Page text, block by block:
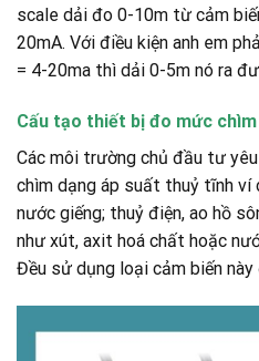
scale dải đo 0-10m từ cảm
20mA. Với điều kiện anh em
= 4-20ma thì dải 0-5m nó ra
Cấu tạo thiết bị đo mức
Các môi trường chủ đầu tư
chìm dạng áp suất thuỷ tĩnh ví
nước giếng; thuỷ điện, ao hồ
như xút, axit hoá chất hoặc
Đều sử dụng loại cảm biến